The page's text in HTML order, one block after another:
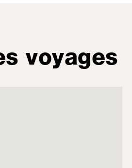
voyages